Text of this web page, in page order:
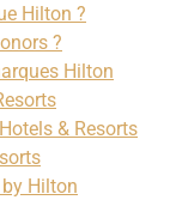
Hilton ?
?
Hilton
& Resorts
Hilton